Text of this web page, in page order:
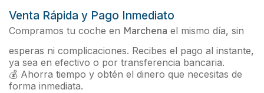
Venta Rápida y Pago Inmediato
Compramos tu coche en Marchena el mismo día, sin
esperas ni complicaciones. Recibes el pago al instante,
ya sea en efectivo o por transferencia bancaria.
💰 Ahorra tiempo y obtén el dinero que necesitas de
forma inmediata.